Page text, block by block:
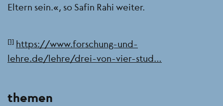
Eltern sein.“, so Safin Rahi weiter.
[1] https://www.forschung-und-
lehre.de/lehre/drei-von-vier-stud…
themen